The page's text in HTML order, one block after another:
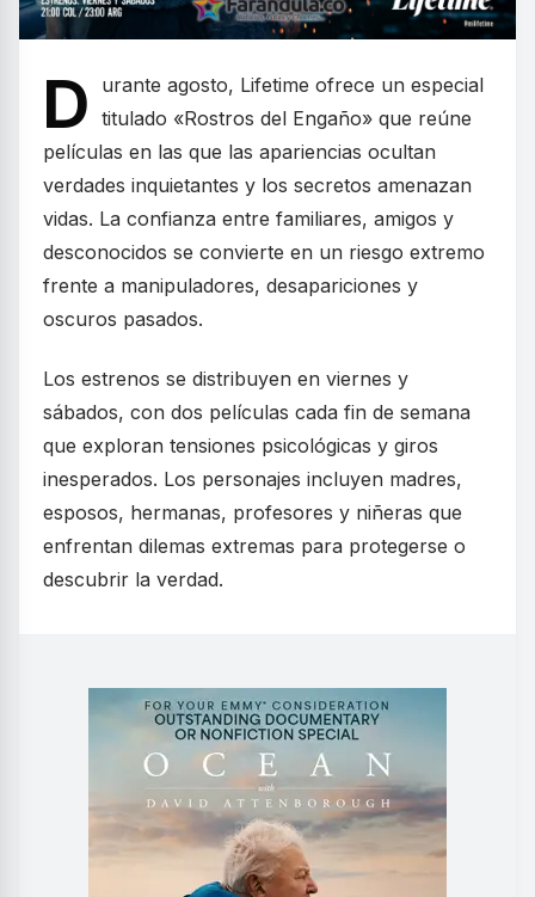
D
urante agosto, Lifetime ofrece un especial
titulado «Rostros del Engaño» que reúne
películas en las que las apariencias ocultan
verdades inquietantes y los secretos amenazan
vidas. La confianza entre familiares, amigos y
desconocidos se convierte en un riesgo extremo
frente a manipuladores, desapariciones y
oscuros pasados.
Los estrenos se distribuyen en viernes y
sábados, con dos películas cada fin de semana
que exploran tensiones psicológicas y giros
inesperados. Los personajes incluyen madres,
esposos, hermanas, profesores y niñeras que
enfrentan dilemas extremas para protegerse o
descubrir la verdad.